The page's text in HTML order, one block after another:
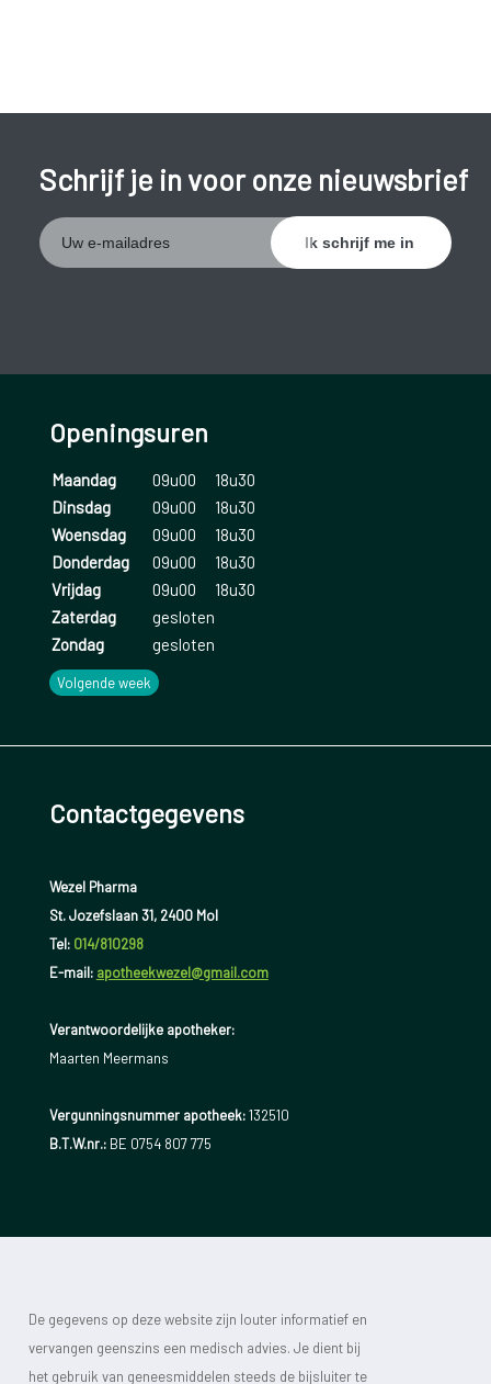
Schrijf je in voor onze nieuwsbrief
Openingsuren
Maandag 09u00
18u30
Dinsdag
09u00
18u30
Woensdag
09u00
18u30
Donderdag
09u00
18u30
Vrijdag
09u00
18u30
Zaterdag
gesloten
Zondag
gesloten
Volgende week
Contactgegevens
Wezel Pharma
St. Jozefslaan 31, 2400 Mol
Tel: 014/810298
E-mail: apotheekwezel@gmail.com
Verantwoordelijke apotheker:
Maarten Meermans
Vergunningsnummer apotheek:132510
B.T.W.nr.:BE 0754 807 775
De gegevens op deze website zijn louter informatief en
vervangen geenszins een medisch advies. Je dient bij
het gebruik van geneesmiddelen steeds de bijsluiter te